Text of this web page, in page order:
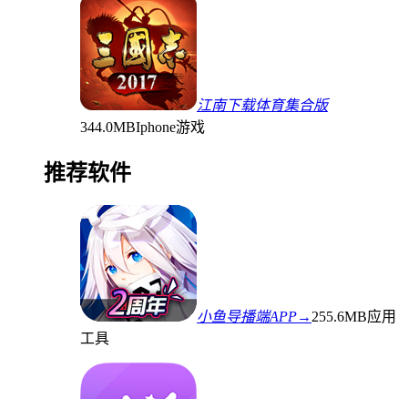
江南下载体育集合版
344.0MBIphone游戏
推荐软件
小鱼导播端APP→ 255.6MB应用
工具